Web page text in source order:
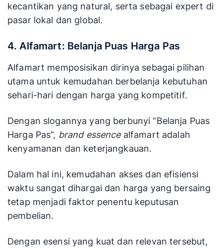
kecantikan yang natural, serta sebagai expert di
pasar lokal dan global.
4. Alfamart: Belanja Puas Harga Pas
Alfamart memposisikan dirinya sebagai pilihan
utama untuk kemudahan berbelanja kebutuhan
sehari-hari dengan harga yang kompetitif.
Dengan slogannya yang berbunyi “Belanja Puas
Harga Pas”, brand essencealfamart adalah
kenyamanan dan keterjangkauan.
Dalam hal ini, kemudahan akses dan efisiensi
waktu sangat dihargai dan harga yang bersaing
tetap menjadi faktor penentu keputusan
pembelian.
Dengan esensi yang kuat dan relevan tersebut,